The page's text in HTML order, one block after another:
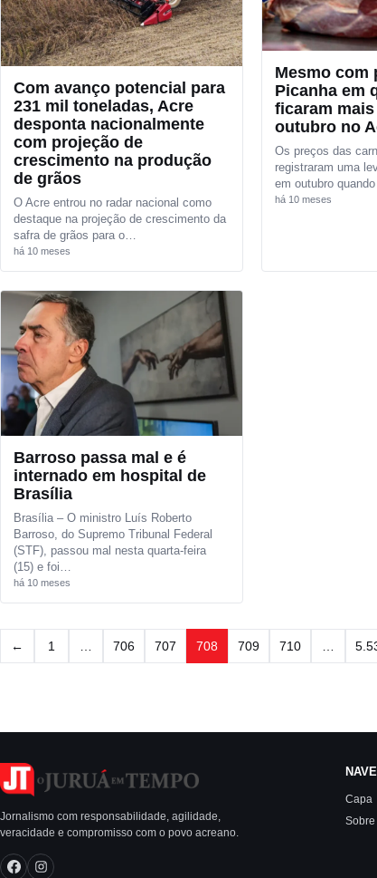
Com avanço potencial para
231 mil toneladas, Acre
desponta nacionalmente
com projeção de
crescimento na produção
de grãos
O Acre entrou no radar nacional como
destaque na projeção de crescimento da
safra de grãos para o…
há 10 meses
Mesmo com
Picanha em
ficaram
outubro no
Os preços das
registraram uma
em outubro
há 10 meses
Barroso passa mal e é
internado em hospital de
Brasília
Brasília – O ministro Luís Roberto
Barroso, do Supremo Tribunal Federal
(STF), passou mal nesta quarta-feira
(15) e foi…
há 10 meses
Paginação de posts
← 1 706 707 708 709 710
Jornalismo com responsabilidade, agilidade,
veracidade e compromisso com o povo acreano.
Capa
Sobre